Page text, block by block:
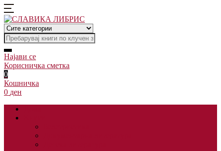
Најави се
Корисничка сметка
0
Кошничка
0 ден